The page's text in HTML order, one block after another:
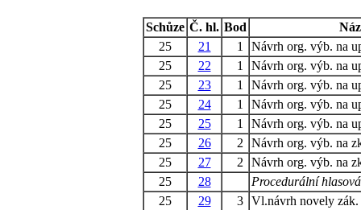
Schůze Č. hl. Bod
25
21 1
Návrh org. výb. na
25
22 1
Návrh org. výb. na
25
23 1
Návrh org. výb. na
25
24 1
Návrh org. výb. na
25
25 1
Návrh org. výb. na
25
26 2
Návrh org. výb. na
25
27 2
Návrh org. výb. na
25
28
Procedurální
25
29 3 Vl.návrh novely zák.